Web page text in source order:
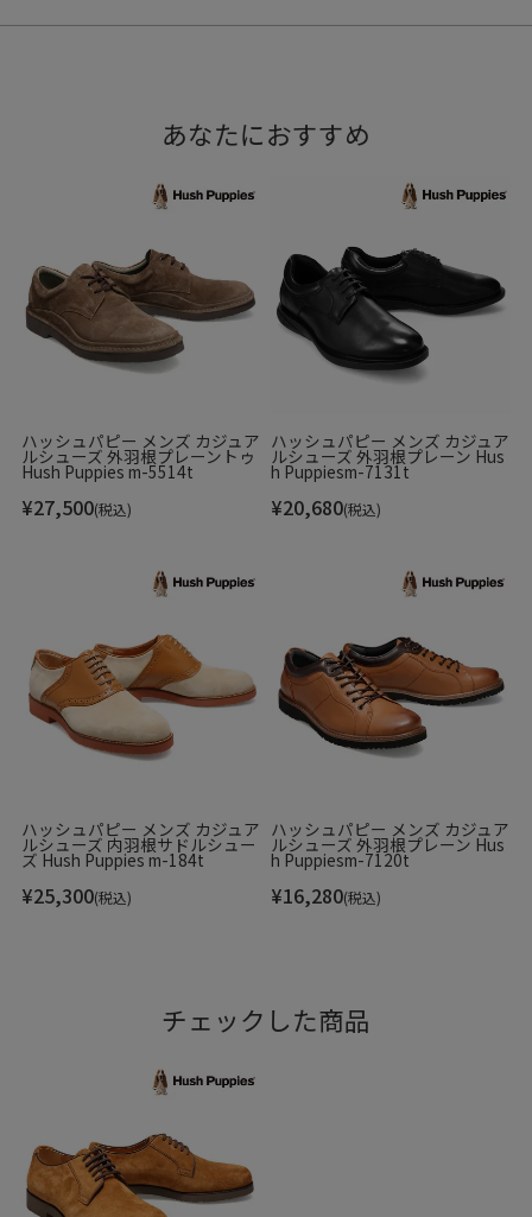
あなたにおすすめ
ハッシュパピー メンズ カジュア
ルシューズ 外羽根プレーントゥ
Hush Puppies m-5514t
¥27,500(税込)
ハッシュパピー メンズ カジュア
ルシューズ 外羽根プレーン Hus
h Puppiesm-7131t
¥20,680(税込)
ハッシュパピー メンズ カジュア
ルシューズ 内羽根サドルシュー
ズ Hush Puppies m-184t
¥25,300(税込)
ハッシュパピー メンズ カジュア
ルシューズ 外羽根プレーン Hus
h Puppiesm-7120t
¥16,280(税込)
チェックした商品